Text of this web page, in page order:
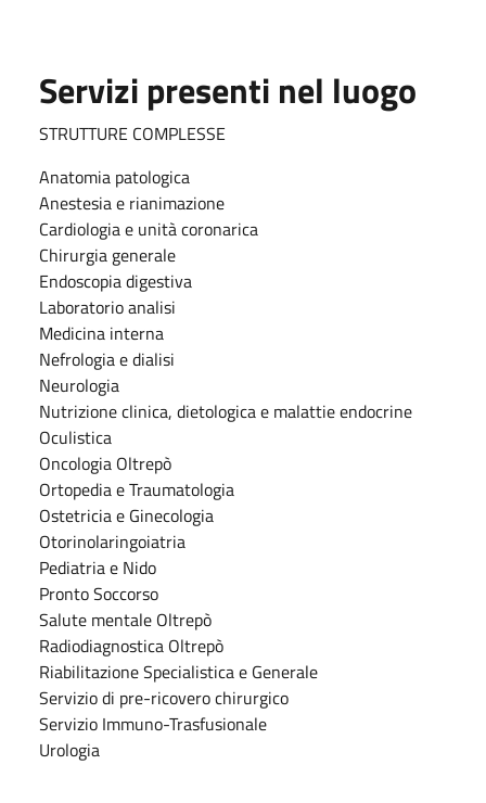
Servizi presenti nel luogo
STRUTTURE COMPLESSE
Anatomia patologica
Anestesia e rianimazione
Cardiologia e unità coronarica
Chirurgia generale
Endoscopia digestiva
Laboratorio analisi
Medicina interna
Nefrologia e dialisi
Neurologia
Nutrizione clinica, dietologica e malattie endocrine
Oculistica
Oncologia Oltrepò
Ortopedia e Traumatologia
Ostetricia e Ginecologia
Otorinolaringoiatria
Pediatria e Nido
Pronto Soccorso
Salute mentale Oltrepò
Radiodiagnostica Oltrepò
Riabilitazione Specialistica e Generale
Servizio di pre-ricovero chirurgico
Servizio Immuno-Trasfusionale
Urologia